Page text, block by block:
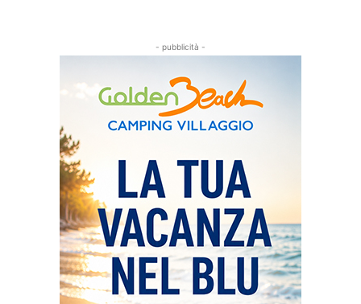
- pubblicità -